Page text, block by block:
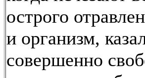
острого
и организм,
совершенно